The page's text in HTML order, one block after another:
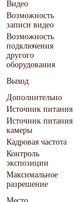
Видео
Возможность
записи видео
Возможность
подключения
другого
оборудования
Выход
Дополнительно
Источник питания
Источник питания
камеры
Кадровая частота
Контроль
экспозиции
Максимальное
разрешение